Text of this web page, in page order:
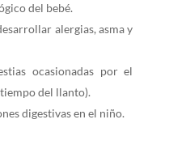
del bebé.
alergias, asma y
ocasionadas por el
del llanto).
digestivas en el niño.